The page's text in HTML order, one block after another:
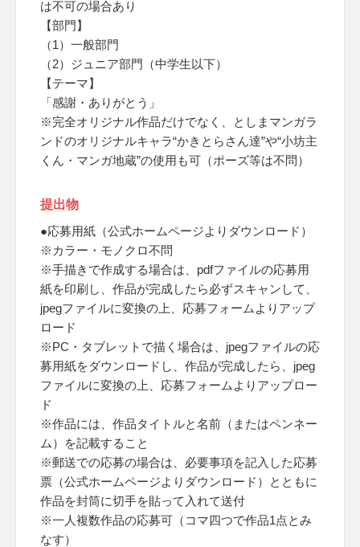
は不可の場合あり
【部門】
（1）一般部門
（2）ジュニア部門（中学生以下）
【テーマ】
「感謝・ありがとう」
※完全オリジナル作品だけでなく、としまマンガラ
ンドのオリジナルキャラ“かきとらさん達”や“小坊主
くん・マンガ地蔵”の使用も可（ポーズ等は不問）
提出物
●応募用紙（公式ホームページよりダウンロード）
※カラー・モノクロ不問
※手描きで作成する場合は、pdfファイルの応募用
紙を印刷し、作品が完成したら必ずスキャンして、
jpegファイルに変換の上、応募フォームよりアップ
ロード
※PC・タブレットで描く場合は、jpegファイルの応
募用紙をダウンロードし、作品が完成したら、jpeg
ファイルに変換の上、応募フォームよりアップロー
ド
※作品には、作品タイトルと名前（またはペンネー
ム）を記載すること
※郵送での応募の場合は、必要事項を記入した応募
票（公式ホームページよりダウンロード）とともに
作品を封筒に切手を貼って入れて送付
※一人複数作品の応募可（コマ四つで作品1点とみ
なす）